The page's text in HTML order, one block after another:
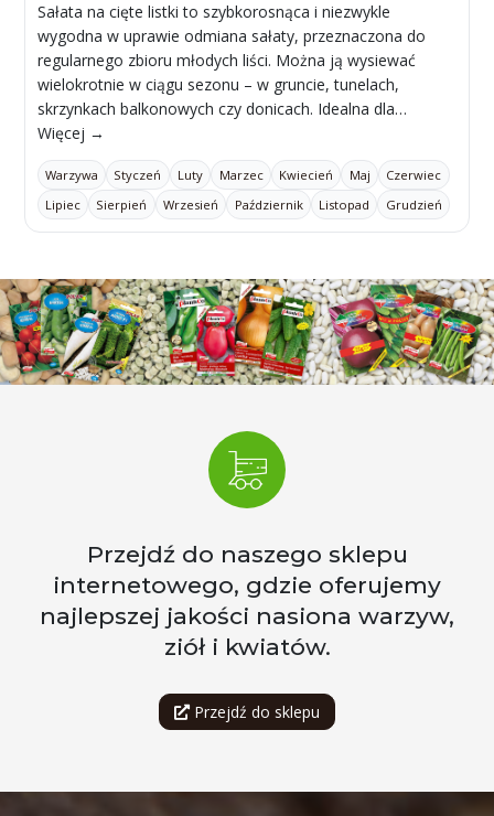
Sałata na cięte listki to szybkorosnąca i niezwykle
wygodna w uprawie odmiana sałaty, przeznaczona do
regularnego zbioru młodych liści. Można ją wysiewać
wielokrotnie w ciągu sezonu – w gruncie, tunelach,
skrzynkach balkonowych czy donicach. Idealna dla…
Więcej →
Warzywa Styczeń Luty Marzec Kwiecień Maj
Czerwiec
Lipiec
Sierpień Wrzesień Październik Listopad Grudzień
Przejdź do naszego sklepu
internetowego, gdzie oferujemy
najlepszej jakości nasiona warzyw,
ziół i kwiatów.
Przejdź do sklepu